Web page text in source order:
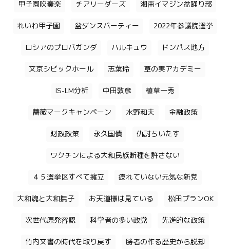
甲子園吹奏楽 チアリーダーズ 湘南イマジン盆踊り部
れいわ甲子園 盆ダンスパーティー 2022年参議院選挙
ロシアのプロバガンダ ハルキュウ ドンパス地方
文京シビックホール 志葉玲 草の実アカデミー
IS-LM分析 中田敦彦 植草一秀
薔薇マークキャンペーン 水野和夫 金融政策
財政政策 永久国債 仇討ちいたす
ワクチンによる大和民族断種を許さない
４５選挙区すべて擁立 疲れていない元気な新党
大和魂と大和撫子 お天道様は見ている 松田プランOK
次世代原発容認 科学者の多い政党 先進的な政策
竹内文書の時代を取り戻す 勝者の作る歴史から脱却